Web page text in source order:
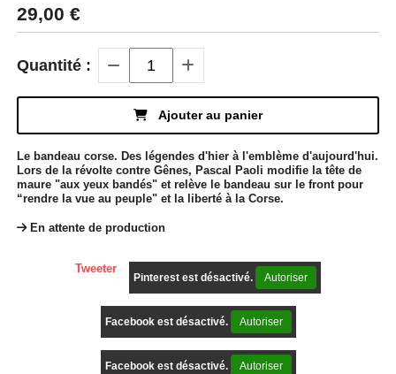
29,00 €
Quantité :
Ajouter au panier
Le bandeau corse. Des légendes d'hier à l'emblème d'aujourd'hui.
Lors de la révolte contre Gênes, Pascal Paoli modifie la tête de
maure "aux yeux bandés" et relève le bandeau sur le front pour
“rendre la vue au peuple" et la liberté à la Corse.
En attente de production
Tweeter
Pinterest est désactivé. Autoriser
Facebook est désactivé. Autoriser
Facebook est désactivé. Autoriser